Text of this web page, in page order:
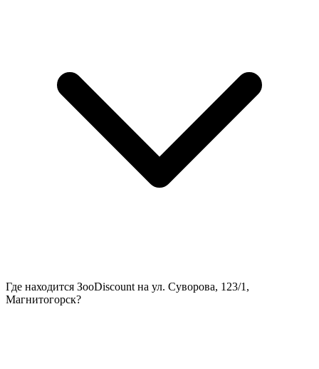
Где находится ЗооDiscount на ул. Суворова, 123/1,
Магнитогорск?